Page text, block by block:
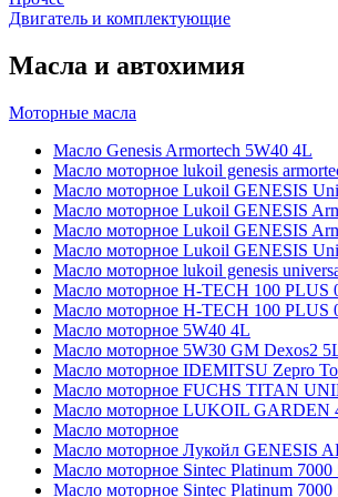
Двигатель и комплектующие
Масла и автохимия
Моторные масла
Масло Genesis Armortech 5W40 4L
Масло моторное lukoil genesis
Масло моторное Lukoil GENESIS
Масло моторное Lukoil GENESIS
Масло моторное Lukoil GENESIS
Масло моторное Lukoil GENESIS
Масло моторное lukoil genesis
Масло моторное H-TECH 100 PLUS
Масло моторное H-TECH 100 PLUS
Масло моторное 5W40 4L
Масло моторное 5W30 GM Dexos2
Масло моторное IDEMITSU Zepro
Масло моторное FUCHS TITAN
Масло моторное LUKOIL GARDEN
Масло моторное
Масло моторное Лукойл GENESIS
Масло моторное Sintec Platinum
Масло моторное Sintec Platinum